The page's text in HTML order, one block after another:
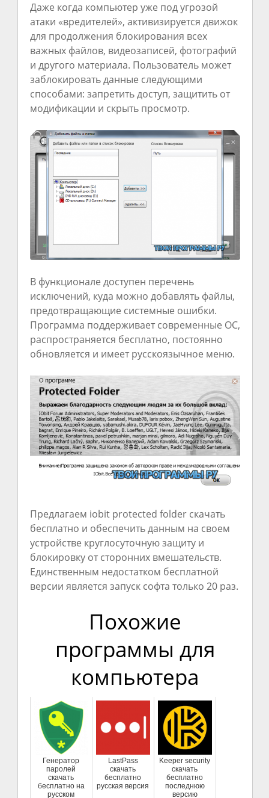
Даже когда компьютер уже под угрозой
атаки «вредителей», активизируется движок
для продолжения блокирования всех
важных файлов, видеозаписей, фотографий
и другого материала. Пользователь может
заблокировать данные следующими
способами: запретить доступ, защитить от
модификации и скрыть просмотр.
В функционале доступен перечень
исключений, куда можно добавлять файлы,
предотвращающие системные ошибки.
Программа поддерживает современные ОС,
распространяется бесплатно, постоянно
обновляется и имеет русскоязычное меню.
Предлагаем iobit protected folder скачать
бесплатно и обеспечить данным на своем
устройстве круглосуточную защиту и
блокировку от сторонних вмешательств.
Единственным недостатком бесплатной
версии является запуск софта только 20 раз.
Похожие
программы для
компьютера
Генератор
паролей
скачать
бесплатно на
русском
LastPass
скачать
бесплатно
русская версия
Keeper security
скачать
бесплатно
последнюю
версию